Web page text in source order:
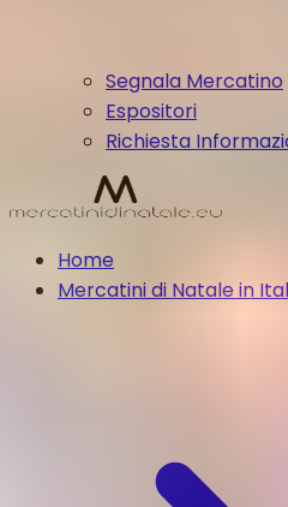
Segnala Mercatino
Espositori
Richiesta
Home
Mercatini di Natale in